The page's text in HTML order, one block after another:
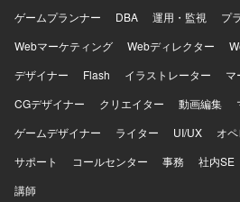
ゲームプランナー
DBA 運用・監視 プ
Webマーケティング
Webディレクター
デザイナー
Flash イラストレーター マ
CGデザイナー
クリエイター 動画編集
ゲームデザイナー
ライター UI/UX オ
サポート
コールセンター 事務 社内SE
講師